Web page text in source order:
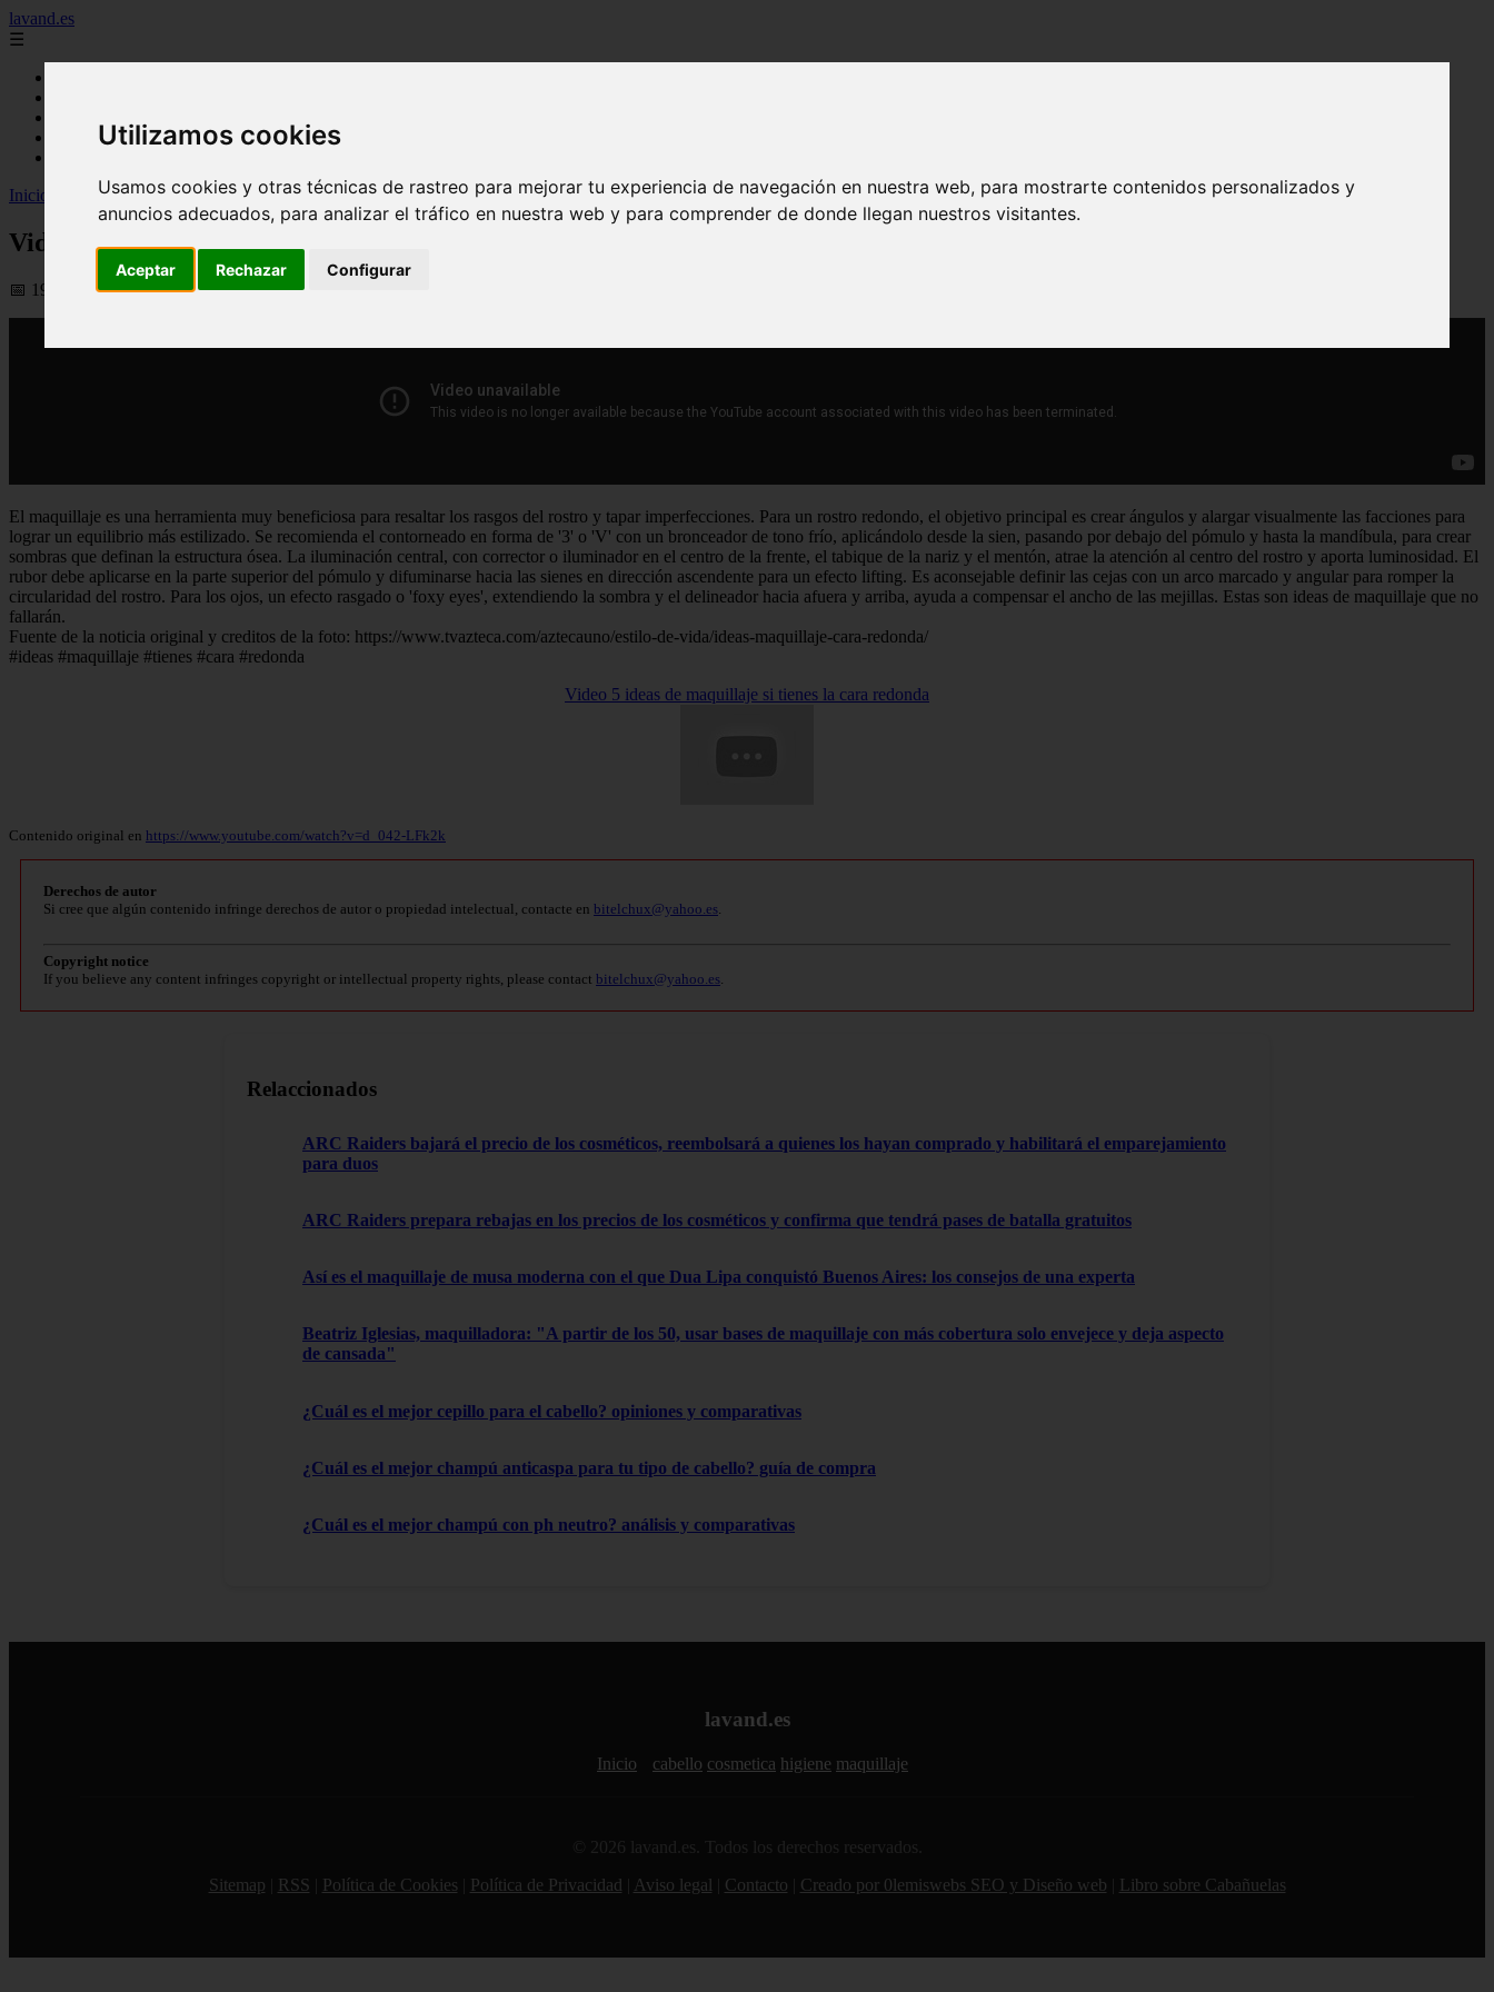
Utilizamos cookies
Usamos cookies y otras técnicas de rastreo para mejorar tu experiencia de navegación en nuestra web, para mostrarte contenidos personalizados y
anuncios adecuados, para analizar el tráfico en nuestra web y para comprender de donde llegan nuestros visitantes.
Aceptar Rechazar Configurar
lavand.es
☰
higiene
Inicio
yt-lavand >Video 5 ideas de maquillaje si tienes la cara redonda
Video 5 ideas de maquillaje si tienes la cara redonda
📅 19/03/2026
El maquillaje es una herramienta muy beneficiosa para resaltar los rasgos del rostro y tapar imperfecciones. Para un rostro redondo, el objetivo principal es crear ángulos y alargar visualmente las facciones para
lograr un equilibrio más estilizado. Se recomienda el contorneado en forma de '3' o 'V' con un bronceador de tono frío, aplicándolo desde la sien, pasando por debajo del pómulo y hasta la mandíbula, para crear
sombras que definan la estructura ósea. La iluminación central, con corrector o iluminador en el centro de la frente, el tabique de la nariz y el mentón, atrae la atención al centro del rostro y aporta luminosidad. El
rubor debe aplicarse en la parte superior del pómulo y difuminarse hacia las sienes en dirección ascendente para un efecto lifting. Es aconsejable definir las cejas con un arco marcado y angular para romper la
circularidad del rostro. Para los ojos, un efecto rasgado o 'foxy eyes', extendiendo la sombra y el delineador hacia afuera y arriba, ayuda a compensar el ancho de las mejillas. Estas son ideas de maquillaje que no
fallarán.
Fuente de la noticia original y creditos de la foto: https://www.tvazteca.com/aztecauno/estilo-de-vida/ideas-maquillaje-cara-redonda/
#ideas #maquillaje #tienes #cara #redonda
Video 5 ideas de maquillaje si tienes la cara redonda
Contenido original en https://www.youtube.com/watch?v=d_042-LFk2k
Derechos de autor
Si cree que algún contenido infringe derechos de autor o propiedad intelectual, contacte en bitelchux@yahoo.es.
Copyright notice
If you believe any content infringes copyright or intellectual property rights, please contact bitelchux@yahoo.es.
Relaccionados
ARC Raiders bajará el precio de los cosméticos, reembolsará a quienes los hayan comprado y habilitará el emparejamiento
para duos
ARC Raiders prepara rebajas en los precios de los cosméticos y confirma que tendrá pases de batalla gratuitos
Así es el maquillaje de musa moderna con el que Dua Lipa conquistó Buenos Aires: los consejos de una experta
Beatriz Iglesias, maquilladora: "A partir de los 50, usar bases de maquillaje con más cobertura solo envejece y deja aspecto
de cansada"
¿Cuál es el mejor cepillo para el cabello? opiniones y comparativas
¿Cuál es el mejor champú anticaspa para tu tipo de cabello? guía de compra
¿Cuál es el mejor champú con ph neutro? análisis y comparativas
lavand.es
Inicio cabello cosmetica higiene maquillaje
© 2026 lavand.es. Todos los derechos reservados.
Sitemap
RSS Política de Cookies Política de Privacidad Aviso legal Contacto Creado por 0lemiswebs SEO y Diseño web Libro sobre Cabañuelas